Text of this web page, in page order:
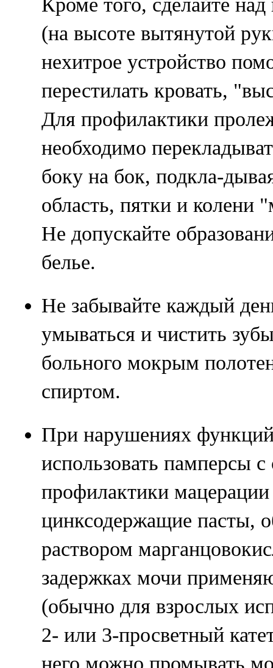
Кроме того, сделайте
(на высоте вытянутой
нехитрое устройство
перестилать кровать,
Для профилактики
необходимо
боку на бок, подкла-
область, пятки и колени
Не допускайте
белье.
Не забывайте каждый
умываться и чистить
больного мокрым
спиртом.
При нарушениях
использовать памперсы
профилактики
цинксодержащие пасты,
раствором
задержках мочи
(обычно для взрослых
2- или 3-просветный
него можно промывать